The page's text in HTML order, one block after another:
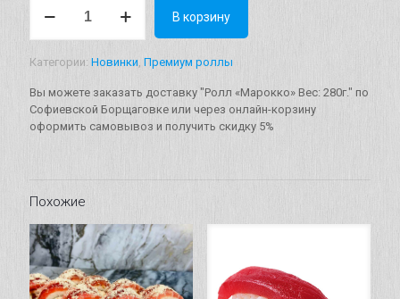
товара
Вес:
280г.
В корзину
Категории: Новинки Премиум роллы
Вы можете заказать доставку "Ролл «Марокко» Вес: 280г." по
Софиевской Борщаговке или через онлайн-корзину
оформить самовывоз и получить скидку 5%
Похожие